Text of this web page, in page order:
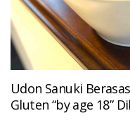
Udon Sanuki
Gluten “by age 18”